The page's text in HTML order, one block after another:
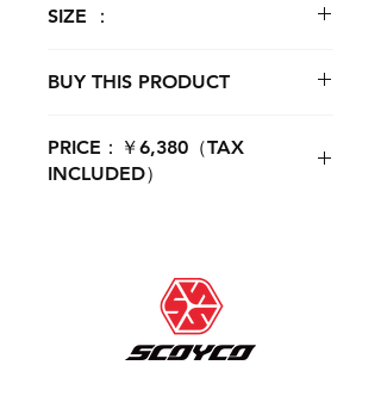
SIZE ：
BUY THIS PRODUCT
PRICE：￥6,380（TAX
INCLUDED）